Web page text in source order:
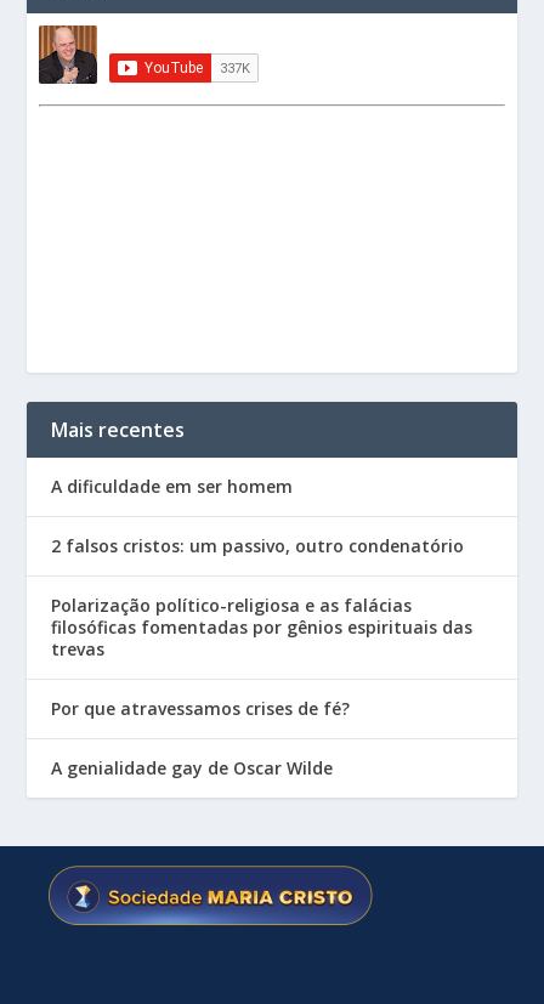
Mais recentes
A dificuldade em ser homem
2 falsos cristos: um passivo, outro condenatório
Polarização político-religiosa e as falácias
filosóficas fomentadas por gênios espirituais das
trevas
Por que atravessamos crises de fé?
A genialidade gay de Oscar Wilde